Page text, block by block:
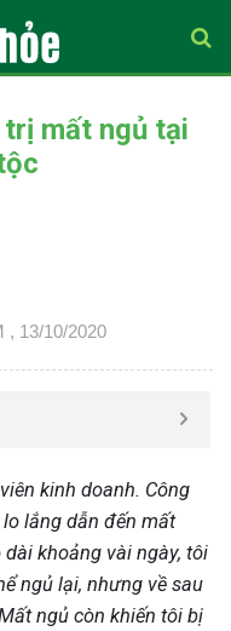
mất ngủ tại
, 13/10/2020
kinh doanh. Công
lắng dẫn đến mất
khoảng vài ngày, tôi
ngủ lại, nhưng về sau
ngủ còn khiến tôi bị